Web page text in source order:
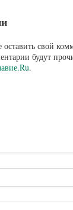
свой
будут
.